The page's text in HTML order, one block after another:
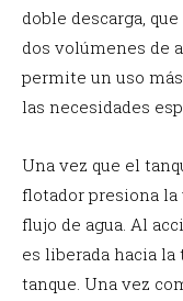
doble descarga,
dos volúmenes de
permite un uso
las necesidades
Una vez que el
flotador presiona
flujo de agua. Al
es liberada hacia la
tanque. Una vez